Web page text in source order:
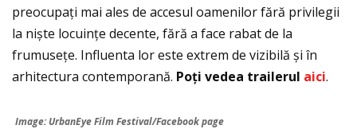
preocupați mai ales de accesul oamenilor fără privilegii
la niște locuințe decente, fără a face rabat de la
frumusețe. Influenta lor este extrem de vizibilă și în
arhitectura contemporană. Poţi vedea trailerul aici.
Image: UrbanEye Film Festival/Facebook page